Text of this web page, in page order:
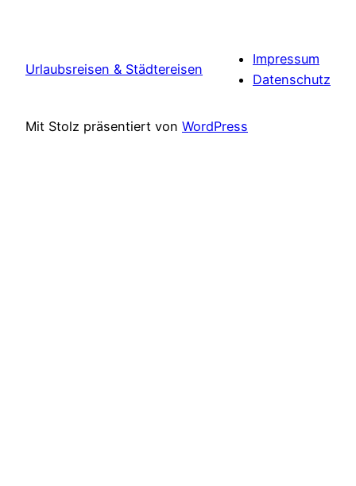
Urlaubsreisen & Städtereisen
Impressum
Datenschutz
Mit Stolz präsentiert von WordPress